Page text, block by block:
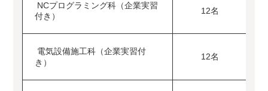
NCプログラミング科（企業実習
付き）
12名
電気設備施工科（企業実習付
き）
12名